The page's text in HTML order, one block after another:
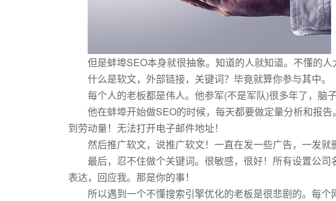
但是蚌埠SEO本身就很抽象。知道的人就知道。不懂的人
什么是软文，外部链接，关键词？毕竟就算你参与其中。
每个人的老板都是伟人。他参军(不是军队)很多年了，脑子
他在蚌埠开始做SEO的时候，每天都要做定量分析和报
到劳动量！无法打开电子邮件地址！
然后推广软文，说推广软文！一直在发一些广告，一发就
最后，忍不住做个关键词。很敏感，很好！所有设置公
表达，回应我。那是你的事！
所以遇到一个不懂搜索引擎优化的老板是很悲剧的。每个